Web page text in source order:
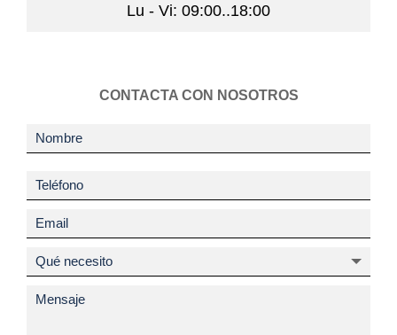
Lu - Vi: 09:00..18:00
CONTACTA CON NOSOTROS